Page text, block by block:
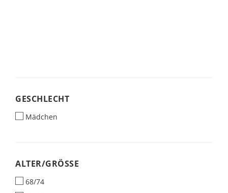
GESCHLECHT
GESCHLECHT
Mädchen
ALTER/GRÖSSE
ALTER/GRÖSSE
68/74